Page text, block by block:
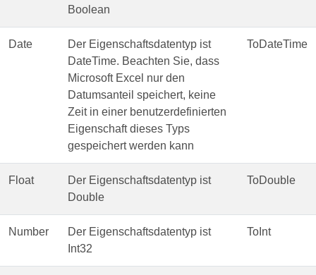
Boolean
Date
Der Eigenschaftsdatentyp ist
DateTime. Beachten Sie, dass
Microsoft Excel nur den
Datumsanteil speichert, keine
Zeit in einer benutzerdefinierten
Eigenschaft dieses Typs
gespeichert werden kann
ToDateTime
Float
Der Eigenschaftsdatentyp ist
Double
ToDouble
Number
Der Eigenschaftsdatentyp ist
Int32
ToInt